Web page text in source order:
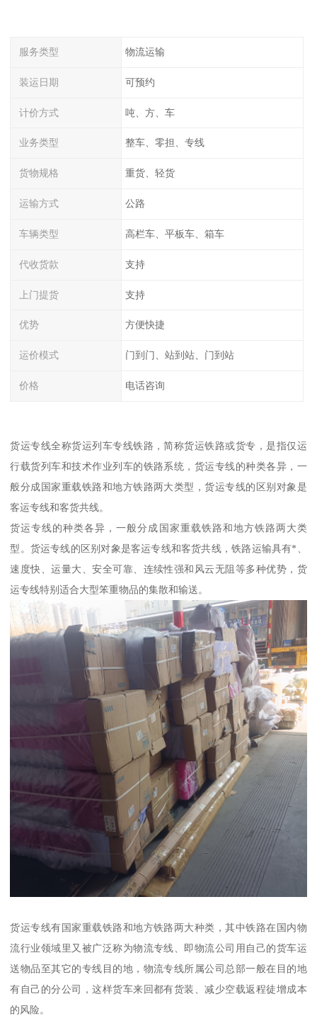
服务类型 物流运输
装运日期 可预约
计价方式 吨、方、车
业务类型 整车、零担、专线
货物规格 重货、轻货
运输方式 公路
车辆类型 高栏车、平板车、箱车
代收货款 支持
上门提货 支持
优势 方便快捷
运价模式 门到门、站到站、门到站
价格 电话咨询
货运专线全称货运列车专线铁路，简称货运铁路或货专，是指仅运
行载货列车和技术作业列车的铁路系统，货运专线的种类各异，一
般分成国家重载铁路和地方铁路两大类型，货运专线的区别对象是
客运专线和客货共线。
货运专线的种类各异，一般分成国家重载铁路和地方铁路两大类
型。货运专线的区别对象是客运专线和客货共线，铁路运输具有*、
速度快、运量大、安全可靠、连续性强和风云无阻等多种优势，货
运专线特别适合大型笨重物品的集散和输送。
货运专线有国家重载铁路和地方铁路两大种类，其中铁路在国内物
流行业领域里又被广泛称为物流专线、即物流公司用自己的货车运
送物品至其它的专线目的地，物流专线所属公司总部一般在目的地
有自己的分公司，这样货车来回都有货装、减少空载返程徒增成本
的风险。